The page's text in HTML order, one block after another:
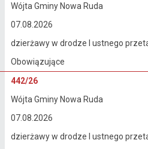
Wójta Gminy Nowa Ruda
07.08.2026
dzierżawy w drodze I ustnego
Obowiązujące
442/26
Wójta Gminy Nowa Ruda
07.08.2026
dzierżawy w drodze I ustnego